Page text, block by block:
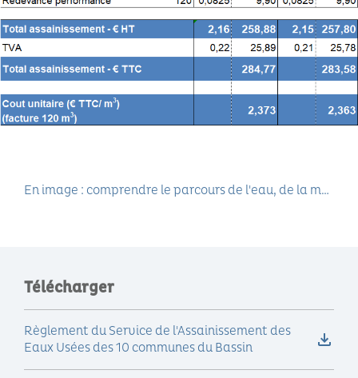
En image : comprendre le parcours de l'eau, de la maison... au rejet après tra…
Télécharger
Règlement du Service de l'Assainissement des
Eaux Usées des 10 communes du Bassin